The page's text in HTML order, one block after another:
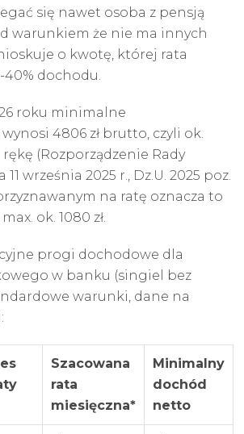
się nawet osoba z pensją
warunkiem że nie ma innych
o kwotę, której rata
40% dochodu.
roku minimalne
4806 zł brutto, czyli ok.
rękę (Rozporządzenie Rady
września 2025 r., Dz.U. 2025 poz.
na ratę oznacza to
ok. 1080 zł.
progi dochodowe dla
w banku (singiel bez
warunki, dane na
Szacowana
rata
miesięczna*
Minimalny
dochód
netto